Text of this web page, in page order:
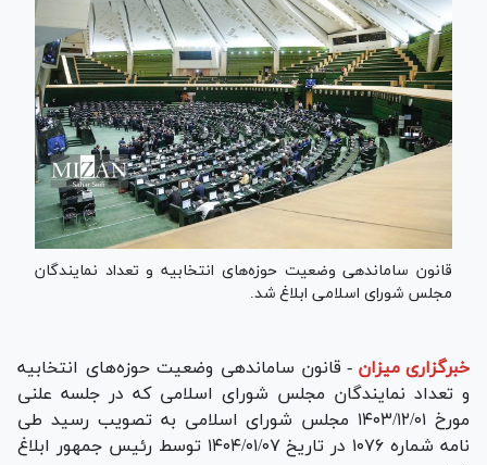
قانون ساماندهی وضعیت حوزه‌های انتخابیه و تعداد نمایندگان
مجلس شورای اسلامی ابلاغ شد.
خبرگزاری میزان - قانون ساماندهی وضعیت حوزه‌های انتخابیه
و تعداد نمایندگان مجلس شورای اسلامی که در جلسه علنی
مورخ ۱۴۰۳/۱۲/۰۱ مجلس شورای اسلامی به تصویب رسید طی
نامه شماره ۱۰۷۶ در تاریخ ۱۴۰۴/۰۱/۰۷ توسط رئیس جمهور ابلاغ